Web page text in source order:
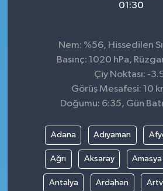
01:30
Nem: %56, Hissedilen
Basınç: 1020 hPa,
Çiy Noktası: -
Görüş Mesafesi: 10
Doğumu: 6:35, Gün
Adana Adıyaman
Ağrı Aksaray Amasya
Antalya Ardahan